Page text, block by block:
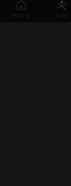
Home Kids